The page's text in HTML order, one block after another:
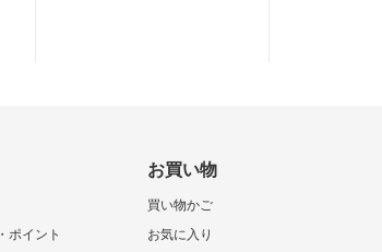
ポイント
お買い物
買い物かご
お気に入り